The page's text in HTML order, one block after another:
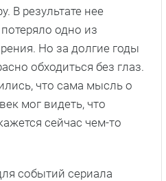
В результате нее
одно из
Но за долгие годы
обходиться без глаз.
что сама мысль о
мог видеть, что
сейчас чем-то
событий сериала